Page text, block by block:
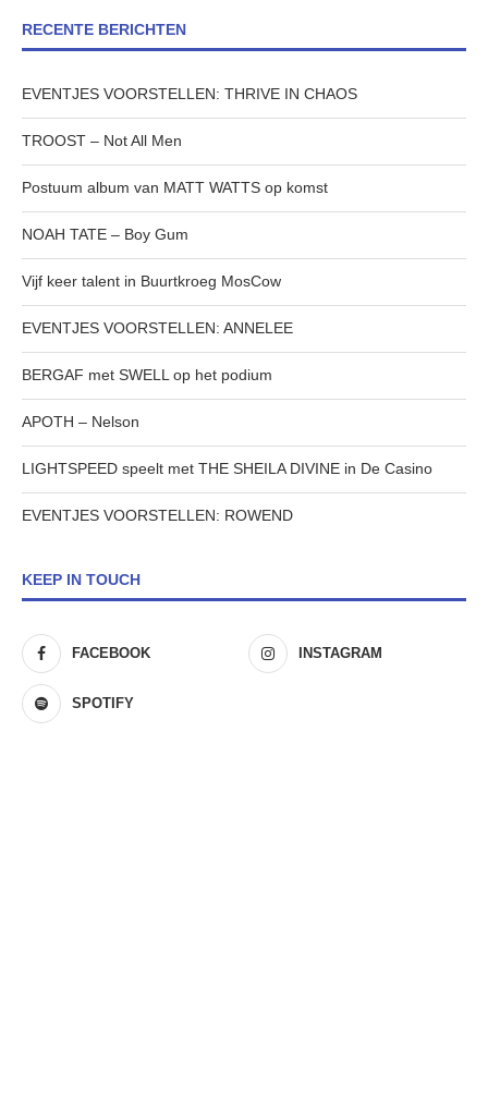
RECENTE BERICHTEN
EVENTJES VOORSTELLEN: THRIVE IN CHAOS
TROOST – Not All Men
Postuum album van MATT WATTS op komst
NOAH TATE – Boy Gum
Vijf keer talent in Buurtkroeg MosCow
EVENTJES VOORSTELLEN: ANNELEE
BERGAF met SWELL op het podium
APOTH – Nelson
LIGHTSPEED speelt met THE SHEILA DIVINE in De Casino
EVENTJES VOORSTELLEN: ROWEND
KEEP IN TOUCH
FACEBOOK INSTAGRAM
SPOTIFY